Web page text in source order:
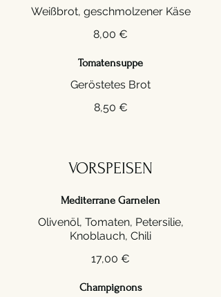
Weißbrot, geschmolzener Käse
8,00 €
Tomatensuppe
Geröstetes Brot
8,50 €
VORSPEISEN
Mediterrane Garnelen
Olivenöl, Tomaten, Petersilie,
Knoblauch, Chili
17,00 €
Champignons